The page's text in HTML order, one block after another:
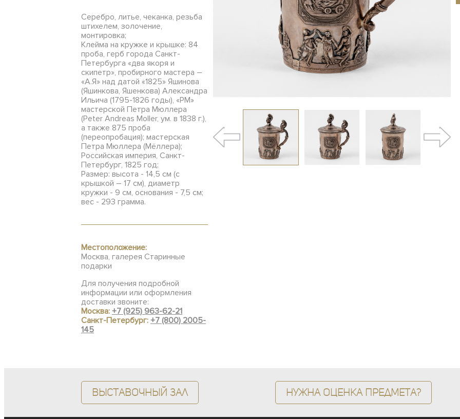
Серебро, литье, чеканка, резьба
штихелем, золочение,
монтировка;
Клейма на кружке и крышке: 84
проба, герб города Санкт-
Петербурга «два якоря и
скипетр», пробирного мастера –
«А.Я» над датой «1825» Яшинова
(Яшинкова, Яшенкова) Александра
Ильича (1795-1826 годы), «РМ»
мастерской Петра Мюллера
(Peter Andreas Moller, ум. в 1838 г.),
а также 875 проба
(переопробация); мастерская
Петра Мюллера (Мёллера);
Российская империя, Санкт-
Петербург, 1825 год;
Размер: высота - 14,5 см (с
крышкой – 17 см), диаметр
кружки - 9 см, основания - 7,5 см;
вес - 293 грамма.
Местоположение:
Москва, галерея Старинные
подарки
Для получения подробной
информации или оформления
доставки звоните:
Москва: +7 (925) 963-62-21
Санкт-Петербург: +7 (800) 2005-
145
Выставочный зал Нужна оценка предмета?